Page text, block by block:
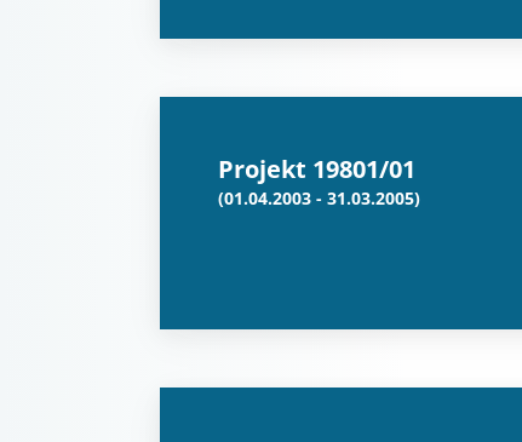
Projekt 19801/01
(01.04.2003 - 31.03.2005)